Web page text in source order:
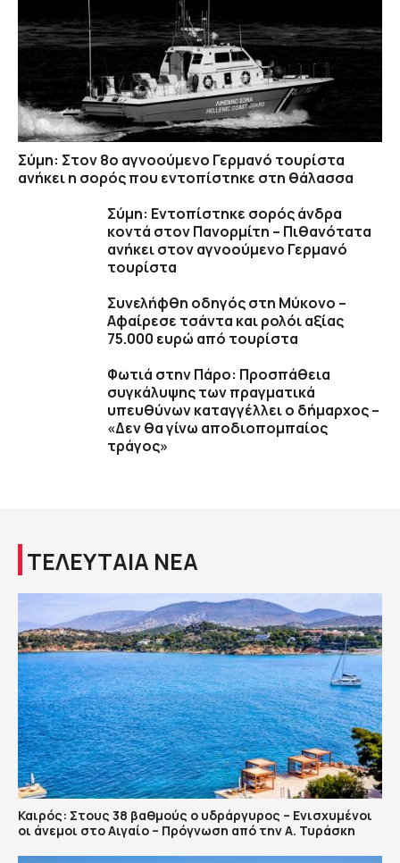
Σύμη: Στον 8ο αγνοούμενο Γερμανό τουρίστα
ανήκει η σορός που εντοπίστηκε στη θάλασσα
Σύμη: Εντοπίστηκε σορός άνδρα
κοντά στον Πανορμίτη – Πιθανότατα
ανήκει στον αγνοούμενο Γερμανό
τουρίστα
Συνελήφθη οδηγός στη Μύκονο –
Αφαίρεσε τσάντα και ρολόι αξίας
75.000 ευρώ από τουρίστα
Φωτιά στην Πάρο: Προσπάθεια
συγκάλυψης των πραγματικά
υπευθύνων καταγγέλλει ο δήμαρχος –
«Δεν θα γίνω αποδιοπομπαίος
τράγος»
ΤΕΛΕΥΤΑΙΑ ΝΕΑ
Καιρός: Στους 38 βαθμούς ο υδράργυρος – Ενισχυμένοι
οι άνεμοι στο Αιγαίο – Πρόγνωση από την Α. Τυράσκη